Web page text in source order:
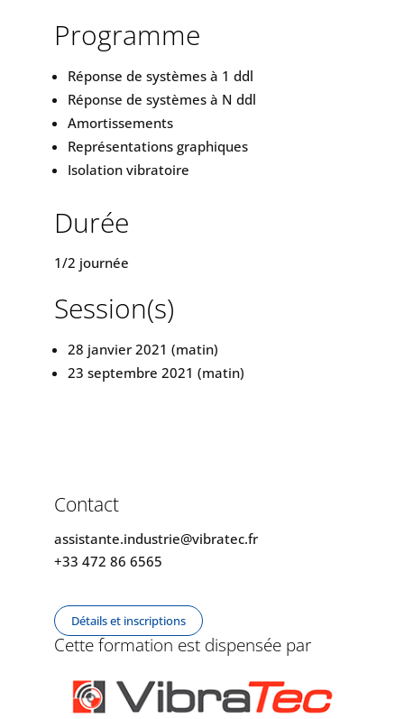
Programme
Réponse de systèmes à 1 ddl
Réponse de systèmes à N ddl
Amortissements
Représentations graphiques
Isolation vibratoire
Durée
1/2 journée
Session(s)
28 janvier 2021 (matin)
23 septembre 2021 (matin)
Contact
assistante.industrie@vibratec.fr
+33 472 86 6565
Détails et inscriptions
Cette formation est dispensée par